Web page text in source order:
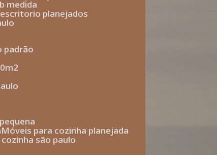
medida
escritorio planejados
padrão
móveis para cozinha planejada
cozinha são paulo